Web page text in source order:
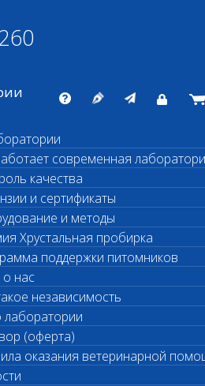
БИО
лаборатория
современная
качества
и сертификаты
и методы
Хрустальная пробирка
поддержки питомников
нас
независимость
(оферта)
оказания ветеринарной